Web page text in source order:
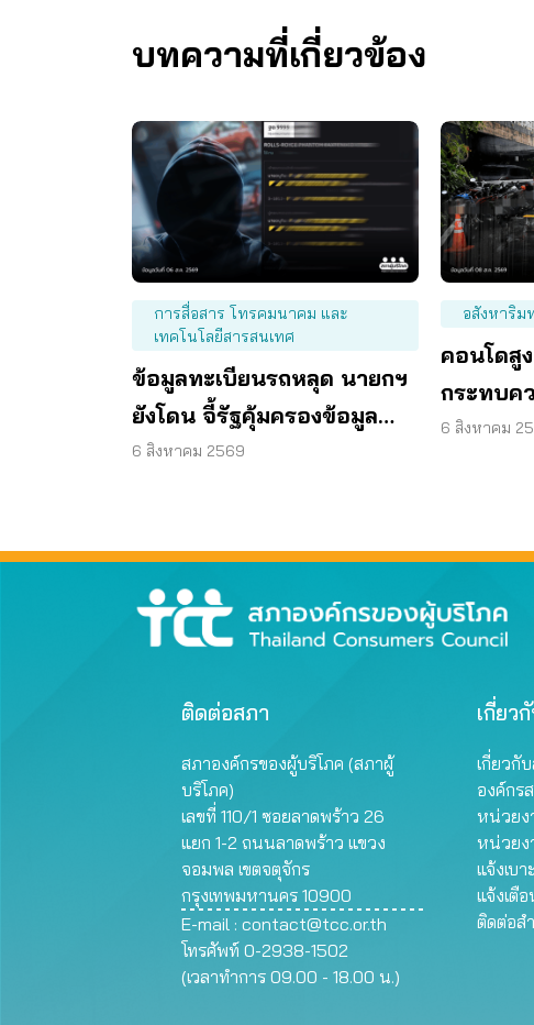
บทความที่เกี่ยวข้อง
การสื่อสาร โทรคมนาคม และ
เทคโนโลยีสารสนเทศ
ข้อมูลทะเบียนรถหลุด นายกฯ
ยังโดน จี้รัฐคุ้มครองข้อมูล
ส่วนบุคคล
6 สิงหาคม 2569
อสังหาริม
คอนโดสู
กระทบค
6 สิงหาคม
ติดต่อสภา
สภาองค์กรของผู้บริโภค (สภาผู้
บริโภค)
เลขที่ 110/1 ซอยลาดพร้าว 26
แยก 1-2 ถนนลาดพร้าว แขวง
จอมพล เขตจตุจักร
กรุงเทพมหานคร 10900
E-mail : contact@tcc.or.th
โทรศัพท์ 0-2938-1502
(เวลาทำการ 09.00 - 18.00 น.)
เกี่ยว
เกี่ยวกั
องค์กร
หน่วยง
หน่วยง
แจ้งเบ
แจ้งเตื
ติดต่อส